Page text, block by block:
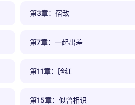
第3章：宿敌
第7章：一起出差
第11章：脸红
第15章：似曾相识